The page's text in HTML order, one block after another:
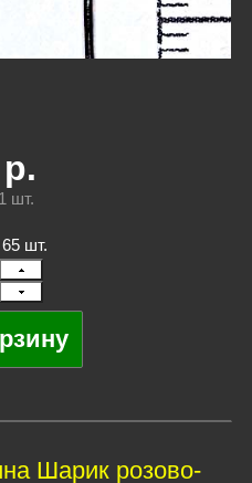
р.
шт.
шт.
Шарик розово-